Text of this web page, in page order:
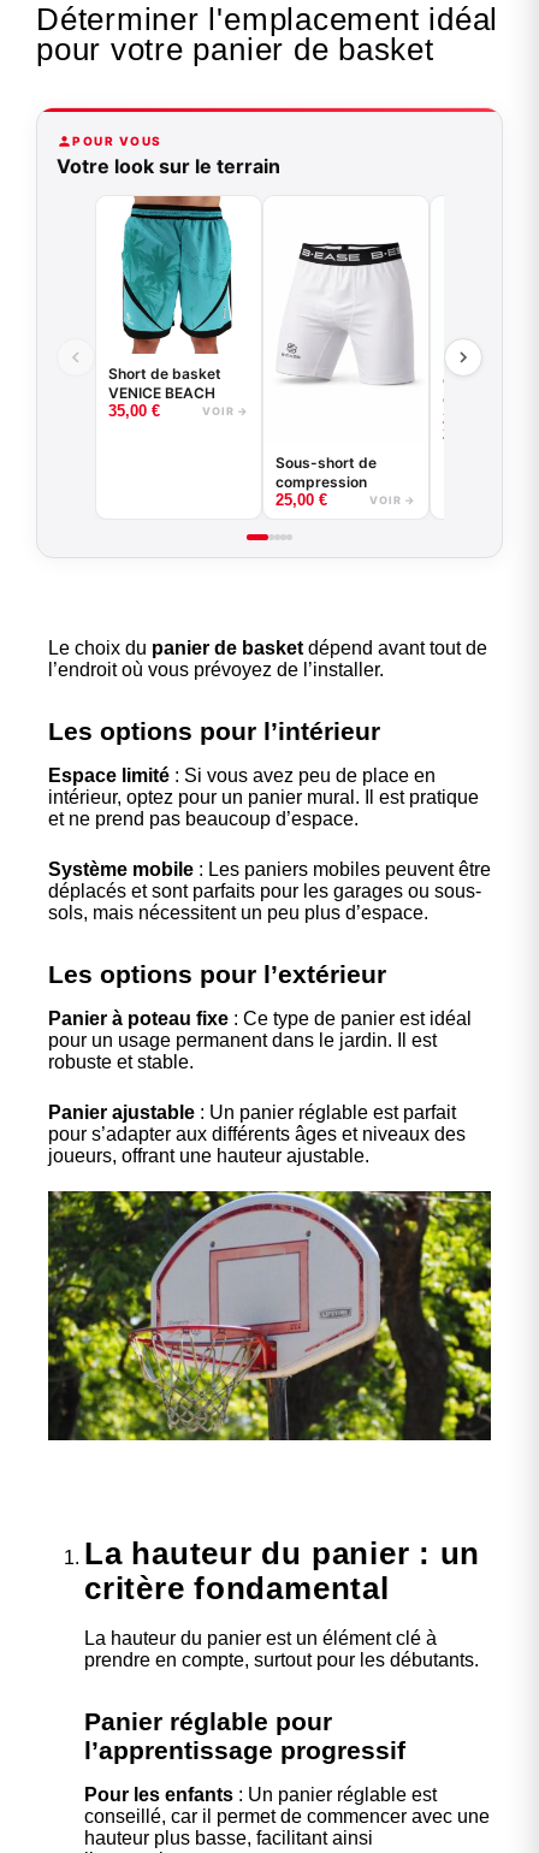
Déterminer l'emplacement idéal
pour votre panier de basket
POUR VOUS
Votre look sur le terrain
Short de basket
VENICE BEACH
35,00 € VOIR →
Sous-short de
compression
25,00 € VOIR →
Collant 3/4 -
Game - Noir
Blanc -
BASKETBALL
22,00
25,00
Le choix du panier de basket dépend avant tout de
l’endroit où vous prévoyez de l’installer.
Les options pour l’intérieur
Espace limité : Si vous avez peu de place en
intérieur, optez pour un panier mural. Il est pratique
et ne prend pas beaucoup d’espace.
Système mobile : Les paniers mobiles peuvent être
déplacés et sont parfaits pour les garages ou sous-
sols, mais nécessitent un peu plus d’espace.
Les options pour l’extérieur
Panier à poteau fixe : Ce type de panier est idéal
pour un usage permanent dans le jardin. Il est
robuste et stable.
Panier ajustable : Un panier réglable est parfait
pour s’adapter aux différents âges et niveaux des
joueurs, offrant une hauteur ajustable.
La hauteur du panier : un
critère fondamental
La hauteur du panier est un élément clé à
prendre en compte, surtout pour les débutants.
Panier réglable pour
l’apprentissage progressif
Pour les enfants : Un panier réglable est
conseillé, car il permet de commencer avec une
hauteur plus basse, facilitant ainsi